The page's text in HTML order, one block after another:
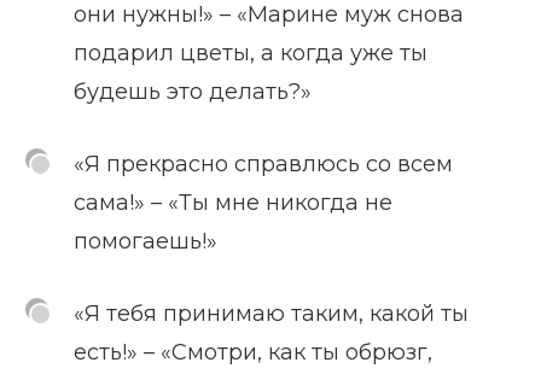
они нужны!» – «Марине муж снова
подарил цветы, а когда уже ты
будешь это делать?»
«Я прекрасно справлюсь со всем
сама!» – «Ты мне никогда не
помогаешь!»
«Я тебя принимаю таким, какой ты
есть!» – «Смотри, как ты обрюзг,